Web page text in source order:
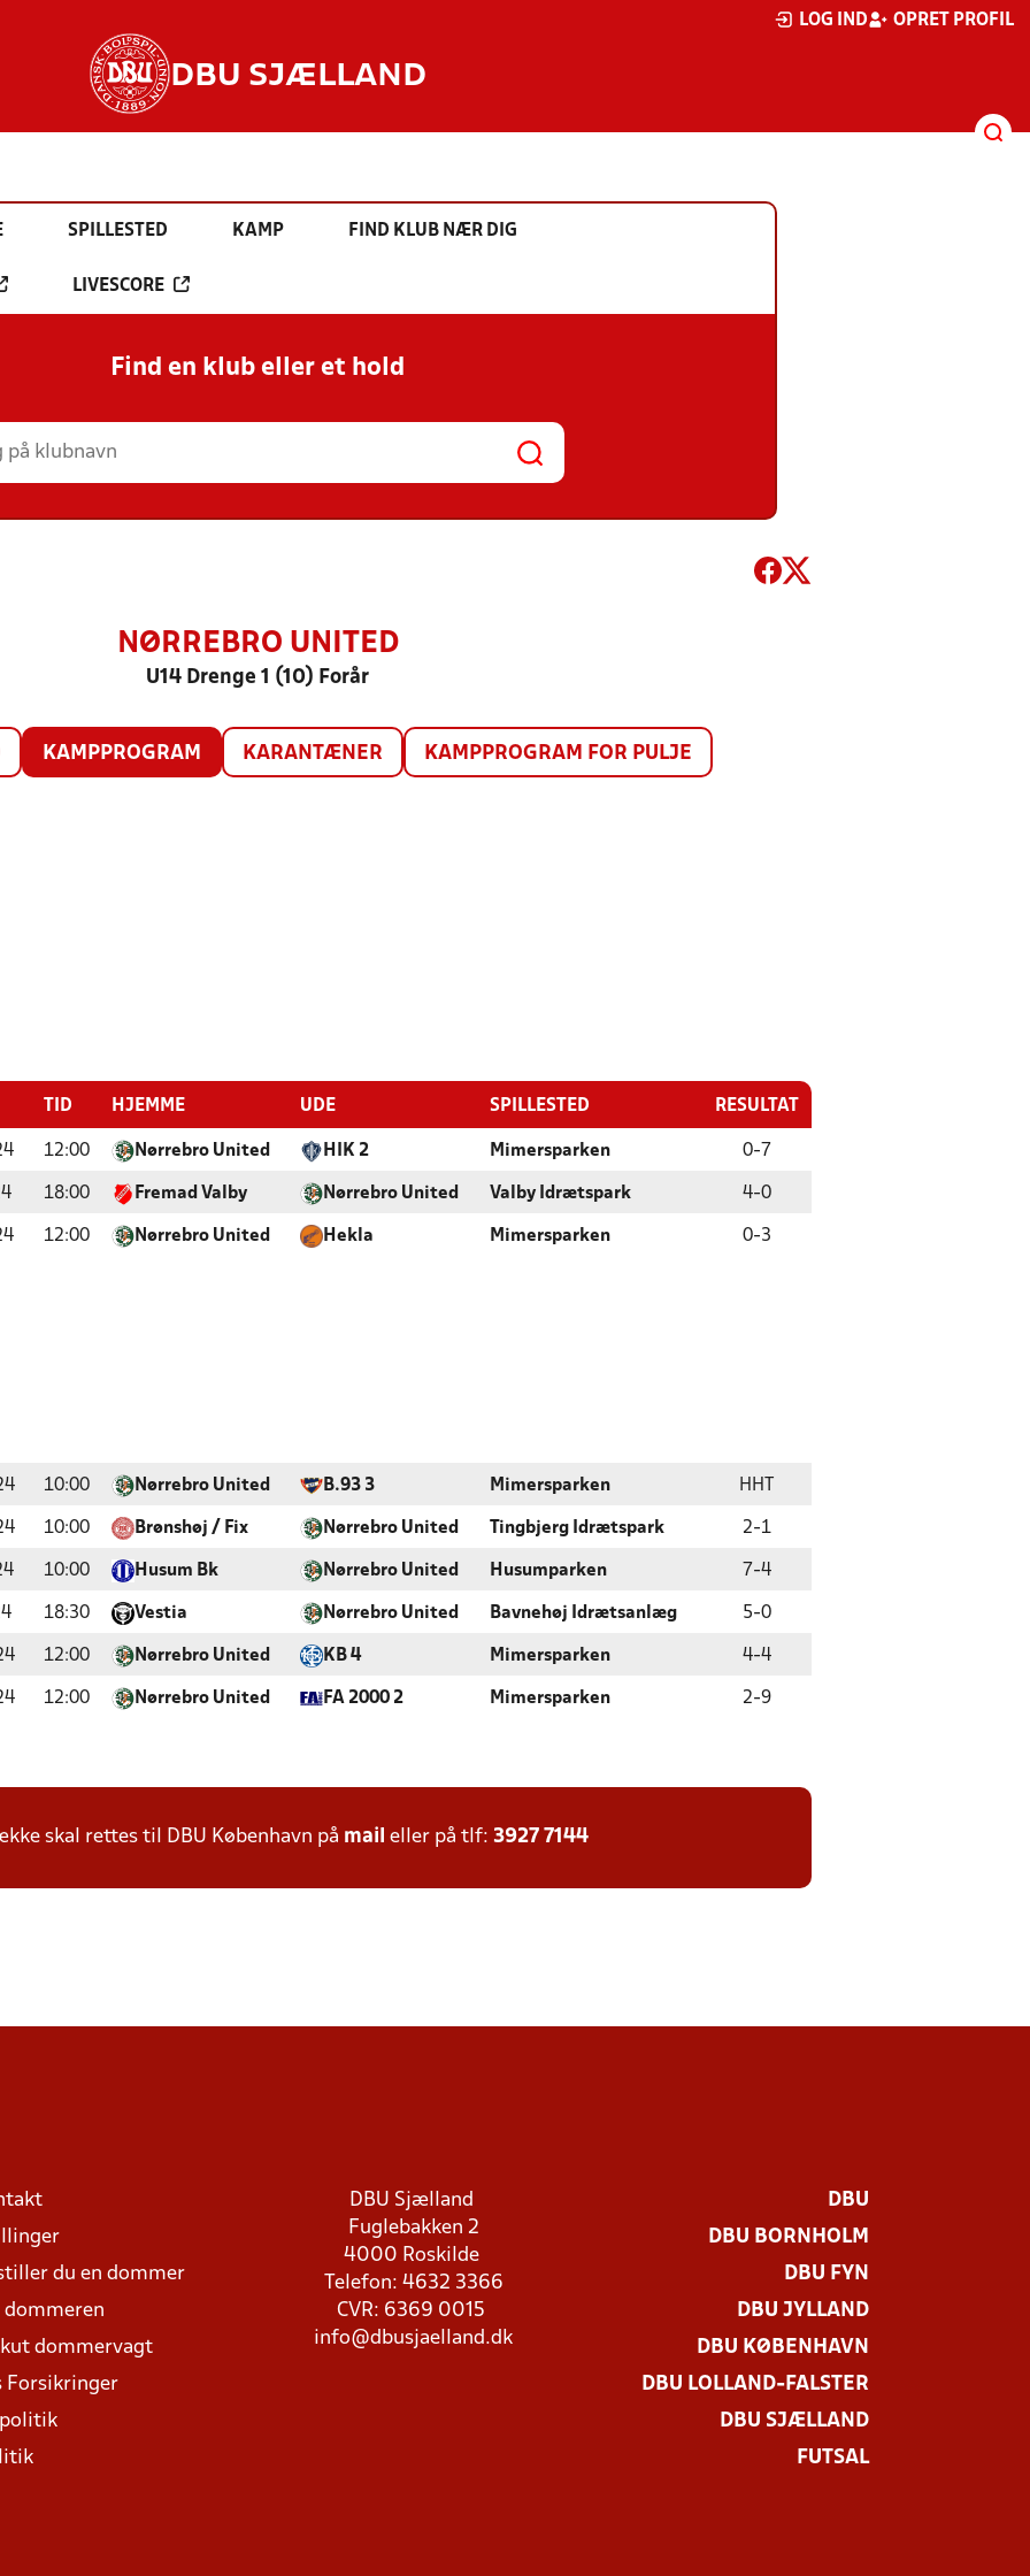
LOG IND OPRET PROFIL
DBU SJÆLLAND
SPILLESTED KAMP FIND KLUB NÆR DIG
LIVESCORE
Find en klub eller et hold
NØRREBRO UNITED
U14 Drenge 1 (10) Forår
KAMPPROGRAM KARANTÆNER KAMPPROGRAM FOR PULJE
TID HJEMME UDE SPILLESTED RESULTAT
12:00 Nørrebro United HIK 2 Mimersparken 0- 7
18:00 Fremad Valby Nørrebro United Valby Idrætspark 4-0
12:00 Nørrebro United Hekla Mimersparken 0-3
10:00 Nørrebro United B.93 3 Mimersparken HHT
10:00 Brønshøj / Fix Nørrebro United Tingbjerg Idrætspark 2-1
10:00 Husum Bk Nørrebro United Husumparken 7 -4
18:30 Vestia Nørrebro United Bavnehøj Idrætsanlæg 5-0
12:00 Nørrebro United KB 4 Mimersparken 4-4
12:00 Nørrebro United FA 2000 2 Mimersparken 2-9
skal rettes til DBU København på mail eller på tlf: 3927 7144
du en dommer
dommeren
dommervagt
Forsikringer
DBU Sjælland
Fuglebakken 2
4000 Roskilde
Telefon: 4632 3366
CVR: 6369 0015
info@dbusjaelland.dk
DBU
DBU BORNHOLM
DBU FYN
DBU JYLLAND
DBU KØBENHAVN
DBU LOLLAND-FALSTER
DBU SJÆLLAND
FUTSAL